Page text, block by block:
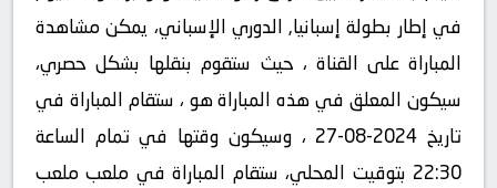
في إطار بطولة إسبانيا, الدوري الإسباني، يمكن مشاهدة
المباراة على القناة ، حيث ستقوم بنقلها بشكل حصري،
سيكون المعلق في هذه المباراة هو ، ستقام المباراة في
تاريخ 2024-08-27 ، وسيكون وقتها في تمام الساعة
22:30 بتوقيت المحلي، ستقام المباراة في ملعب ملعب